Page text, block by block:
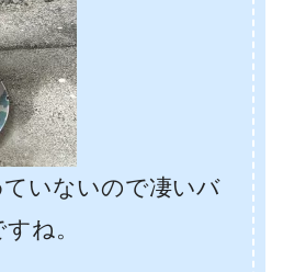
いないので凄いバ
ね。